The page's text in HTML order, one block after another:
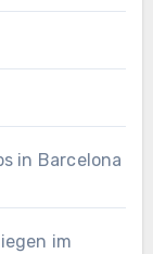
in Barcelona
im